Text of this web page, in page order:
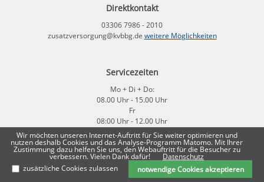
Direktkontakt
03306 7986 - 2010
zusatzversorgung@kvbbg.de weitere Möglichkeiten
Servicezeiten
Mo + Di + Do:
08.00 Uhr - 15.00 Uhr
Fr
08:00 Uhr - 12.00 Uhr
Impressum | Datenschutz
Wir möchten unseren Internet-Auftritt für Sie weiter optimieren und
nutzen deshalb Cookies und das Analyse-Programm Matomo. Mit Ihrer
Zustimmung dazu helfen Sie uns, den Webauftritt für die Besucher zu
verbessern. Vielen Dank dafür!
Datenschutz
zusätzliche Cookies zulassen
notwendige Cookies akzeptieren